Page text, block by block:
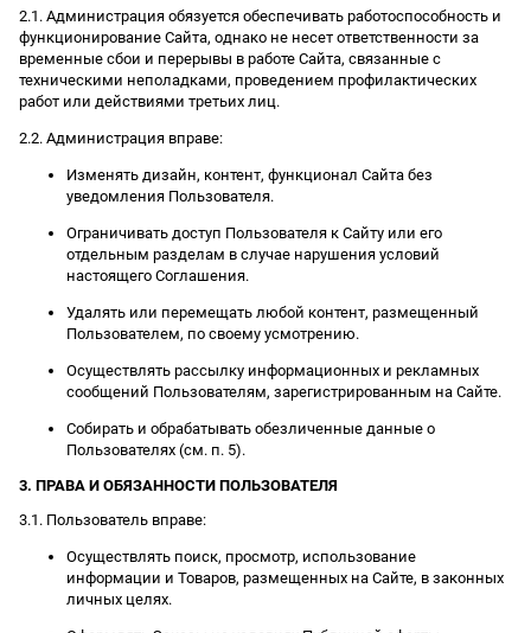
2.1. Администрация обязуется обеспечивать работоспособность и
функционирование Сайта, однако не несет ответственности за
временные сбои и перерывы в работе Сайта, связанные с
техническими неполадками, проведением профилактических
работ или действиями третьих лиц.
2.2. Администрация вправе:
Изменять дизайн, контент, функционал Сайта без
уведомления Пользователя.
Ограничивать доступ Пользователя к Сайту или его
отдельным разделам в случае нарушения условий
настоящего Соглашения.
Удалять или перемещать любой контент, размещенный
Пользователем, по своему усмотрению.
Осуществлять рассылку информационных и рекламных
сообщений Пользователям, зарегистрированным на Сайте.
Собирать и обрабатывать обезличенные данные о
Пользователях (см. п. 5).
3. ПРАВА И ОБЯЗАННОСТИ ПОЛЬЗОВАТЕЛЯ
3.1. Пользователь вправе:
Осуществлять поиск, просмотр, использование
информации и Товаров, размещенных на Сайте, в законных
личных целях.